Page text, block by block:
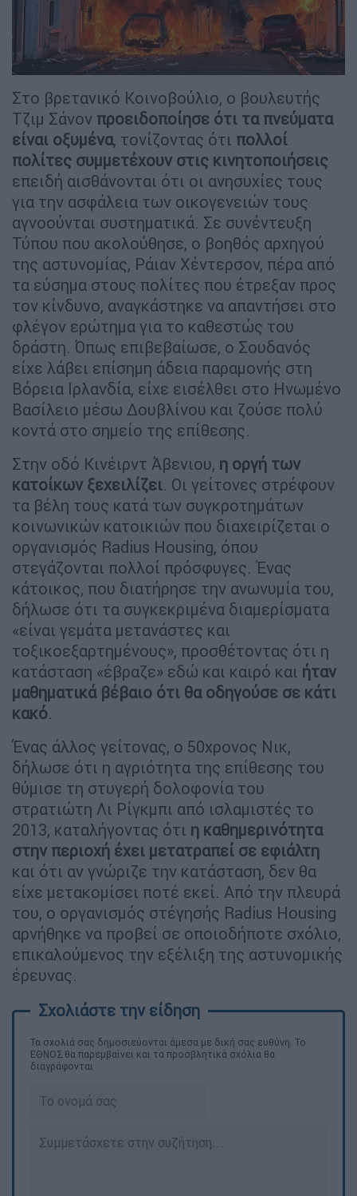
Στο βρετανικό Κοινοβούλιο, ο βουλευτής
Τζιμ Σάνον προειδοποίησε ότι τα πνεύματα
είναι οξυμένα, τονίζοντας ότι πολλοί
πολίτες συμμετέχουν στις κινητοποιήσεις
επειδή αισθάνονται ότι οι ανησυχίες τους
για την ασφάλεια των οικογενειών τους
αγνοούνται συστηματικά. Σε συνέντευξη
Τύπου που ακολούθησε, ο βοηθός αρχηγού
της αστυνομίας, Ράιαν Χέντερσον, πέρα από
τα εύσημα στους πολίτες που έτρεξαν προς
τον κίνδυνο, αναγκάστηκε να απαντήσει στο
φλέγον ερώτημα για το καθεστώς του
δράστη. Όπως επιβεβαίωσε, ο Σουδανός
είχε λάβει επίσημη άδεια παραμονής στη
Βόρεια Ιρλανδία, είχε εισέλθει στο Ηνωμένο
Βασίλειο μέσω Δουβλίνου και ζούσε πολύ
κοντά στο σημείο της επίθεσης.
Στην οδό Κινέιρντ Άβενιου, η οργή των
κατοίκων ξεχειλίζει. Οι γείτονες στρέφουν
τα βέλη τους κατά των συγκροτημάτων
κοινωνικών κατοικιών που διαχειρίζεται ο
οργανισμός Radius Housing, όπου
στεγάζονται πολλοί πρόσφυγες. Ένας
κάτοικος, που διατήρησε την ανωνυμία του,
δήλωσε ότι τα συγκεκριμένα διαμερίσματα
«είναι γεμάτα μετανάστες και
τοξικοεξαρτημένους», προσθέτοντας ότι η
κατάσταση «έβραζε» εδώ και καιρό και ήταν
μαθηματικά βέβαιο ότι θα οδηγούσε σε κάτι
κακό.
Ένας άλλος γείτονας, ο 50χρονος Νικ,
δήλωσε ότι η αγριότητα της επίθεσης του
θύμισε τη στυγερή δολοφονία του
στρατιώτη Λι Ρίγκμπι από ισλαμιστές το
2013, καταλήγοντας ότι η καθημερινότητα
στην περιοχή έχει μετατραπεί σε εφιάλτη
και ότι αν γνώριζε την κατάσταση, δεν θα
είχε μετακομίσει ποτέ εκεί. Από την πλευρά
του, ο οργανισμός στέγησής Radius Housing
αρνήθηκε να προβεί σε οποιοδήποτε σχόλιο,
επικαλούμενος την εξέλιξη της αστυνομικής
έρευνας.
Τα σχολιά σας δημοσιεύονται άμεσα με δική σας ευθύνη. Το
ΕΘΝΟΣ θα παρεμβαίνει και τα προσβλητικά σχόλια θα
διαγράφονται